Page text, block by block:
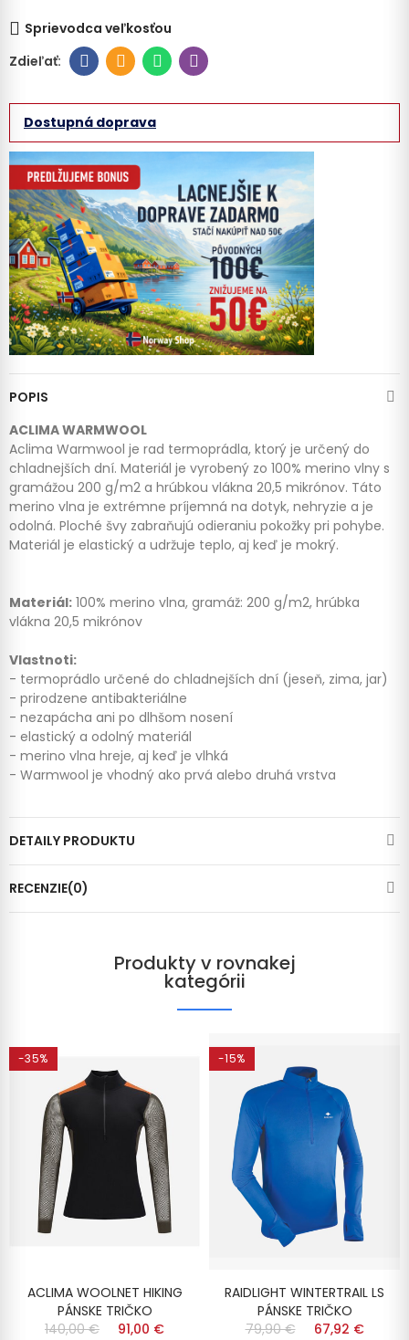
Sprievodca veľkosťou
Dostupná doprava
POPIS
ACLIMA WARMWOOL
Aclima Warmwool je rad termoprádla, ktorý je určený do
chladnejších dní. Materiál je vyrobený zo 100% merino vlny s
gramážou 200 g/m2 a hrúbkou vlákna 20,5 mikrónov. Táto
merino vlna je extrémne príjemná na dotyk, nehryzie a je
odolná. Ploché švy zabraňujú odieraniu pokožky pri pohybe.
Materiál je elastický a udržuje teplo, aj keď je mokrý.
Materiál: 100% merino vlna, gramáž: 200 g/m2, hrúbka
vlákna 20,5 mikrónov
Vlastnoti:
- termoprádlo určené do chladnejších dní (jeseň, zima, jar)
- prirodzene antibakteriálne
- nezapácha ani po dlhšom nosení
- elastický a odolný materiál
- merino vlna hreje, aj keď je vlhká
- Warmwool je vhodný ako prvá alebo druhá vrstva
DETAILY PRODUKTU
RECENZIE(0)
Produkty v rovnakej
kategórii
-35%
ACLIMA WOOLNET HIKING
PÁNSKE TRIČKO
140,00 €
91,00 €
-15%
RAIDLIGHT WINTERTRAIL LS
PÁNSKE TRIČKO
79,90 €
67,92 €